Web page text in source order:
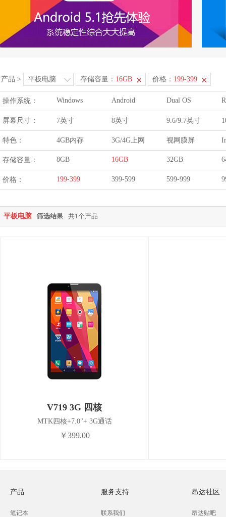
产品 > 平板电脑 存储容量： 16GB 价格： 199-399
操作系统： Windows Android Dual OS
屏幕尺寸： 7英寸 8英寸 9.6/9.7英寸
特色： 4GB内存 3G/4G上网 视网膜屏
存储容量： 8GB 16GB 32GB
价格： 199-399 399-599 599-999
平板电脑 筛选结果 共1个产品
V719 3G 四核
MTK四核+7.0"+ 3G通话
￥399.00
产品
笔记本
服务支持
联系我们
昂达社区
昂达贴吧